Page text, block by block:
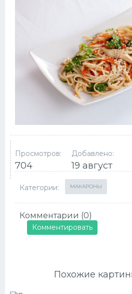
Просмотров:
704
Добавлено:
19 август
Категории: МАКАРОНЫ
Комментарии (0)
Комментировать
Похожие